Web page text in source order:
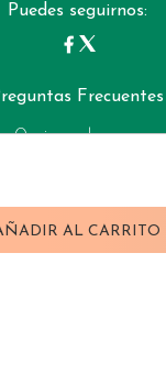
AL CARRITO
Puedes seguirnos:
Frecuentes
Opciones de pago:
Garrote © 2025